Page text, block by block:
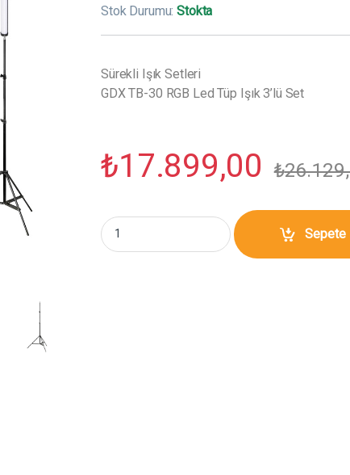
Stok Durumu:Stokta
Sürekli Işık Setleri
GDX TB-30 RGB Led Tüp Işık 3’lü Set
₺17.899,00 ₺
GDX TB-30 RGB Led Tüp Işık 3'lü Set miktar
Sepete